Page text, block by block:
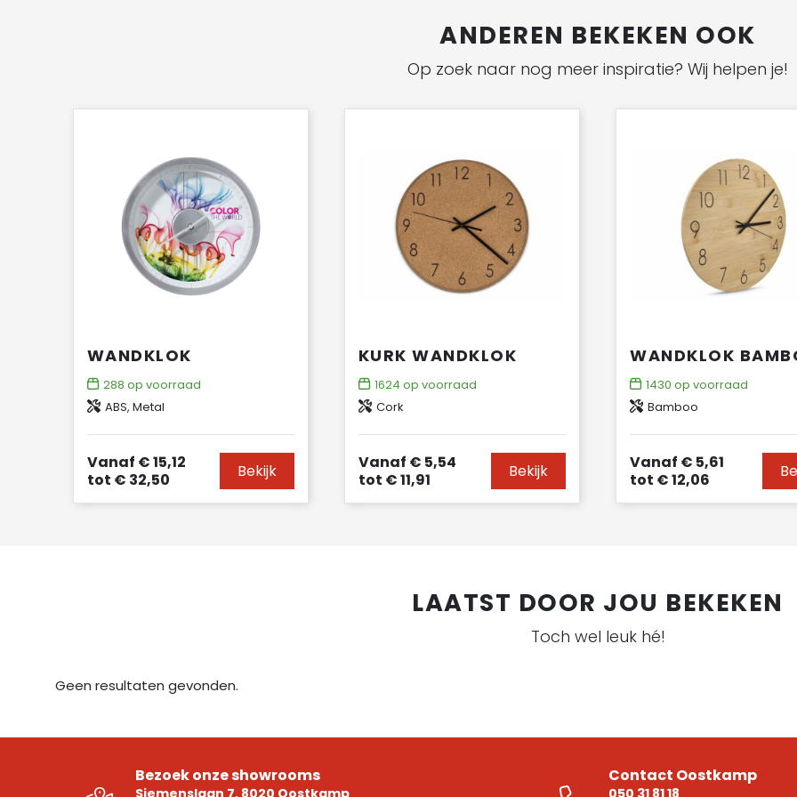
ANDEREN BEKEKEN OOK
Op zoek naar nog meer inspiratie? Wij helpen je!
WANDKLOK
288 op voorraad
ABS, Metal
Vanaf € 15,12
tot € 32,50 Bekijk
KURK WANDKLOK
1624 op voorraad
Cork
Vanaf € 5,54
tot € 11,91 Bekijk
WANDKLOK
1430 op voorraad
Bamboo
Vanaf € 5,61
tot € 12,06
LAATST DOOR JOU BEKEKEN
Toch wel leuk hé!
Geen resultaten gevonden.
Bezoek onze showrooms Contact Oostkamp